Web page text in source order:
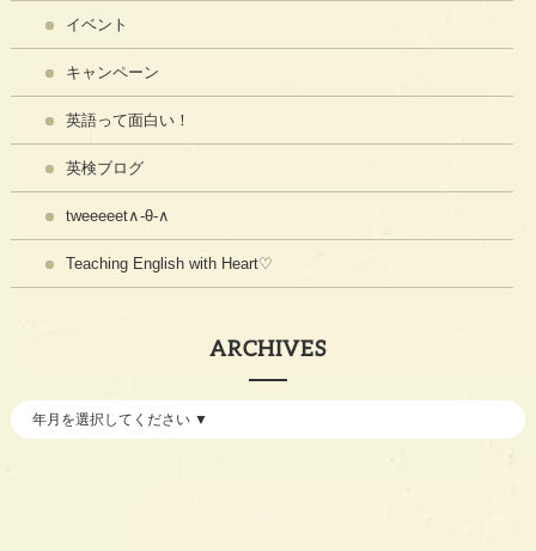
イベント
キャンペーン
英語って面白い！
英検ブログ
tweeeeet∧-θ-∧
Teaching English with Heart♡
ARCHIVES